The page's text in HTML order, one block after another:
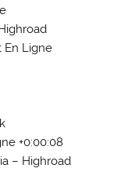
En Ligne
+0:00:08
– Highroad